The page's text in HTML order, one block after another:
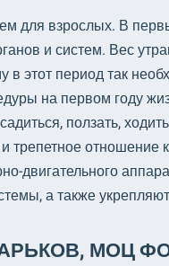
для взрослых. В
и систем. Вес
в этот период так
на первом году
ползать,
отношение
двигательного
а также
МОЦ